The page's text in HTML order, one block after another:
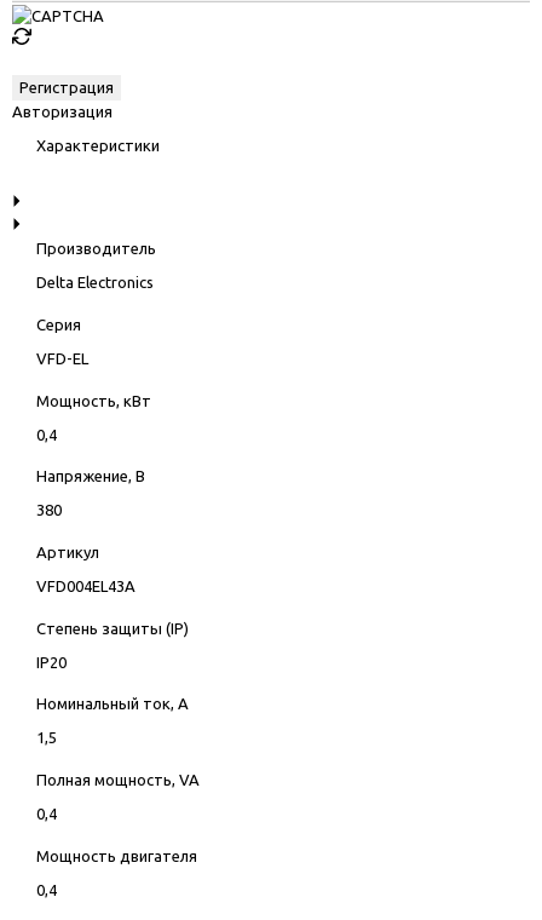
Авторизация
Характеристики
Производитель
Delta Electronics
Серия
VFD-EL
Мощность, кВт
0,4
Напряжение, В
380
Артикул
VFD004EL43A
Степень защиты (IP)
IP20
Номинальный ток, А
1,5
Полная мощность, VA
0,4
Мощность двигателя
0,4